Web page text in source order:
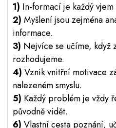
1) In-formací je každý
2) Myšlení jsou zejména
informace.
3) Nejvíce se učíme, když
rozhodujeme.
4) Vznik vnitřní motivace
nalezeném smyslu.
5) Každý problém je vždy
původně vidět.
6) Vlastní cesta poznání,